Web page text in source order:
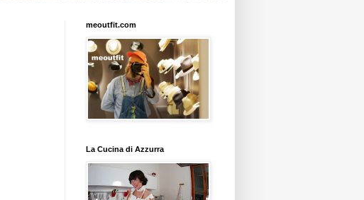
meoutfit.com
La Cucina di Azzurra